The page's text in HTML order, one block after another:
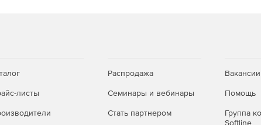
CLI.
снимков; для Windows — автоматическое
листы
Распродажа
Семинары и вебинары
Стать партнером
Вакансии
Помощь
Группа
Softline